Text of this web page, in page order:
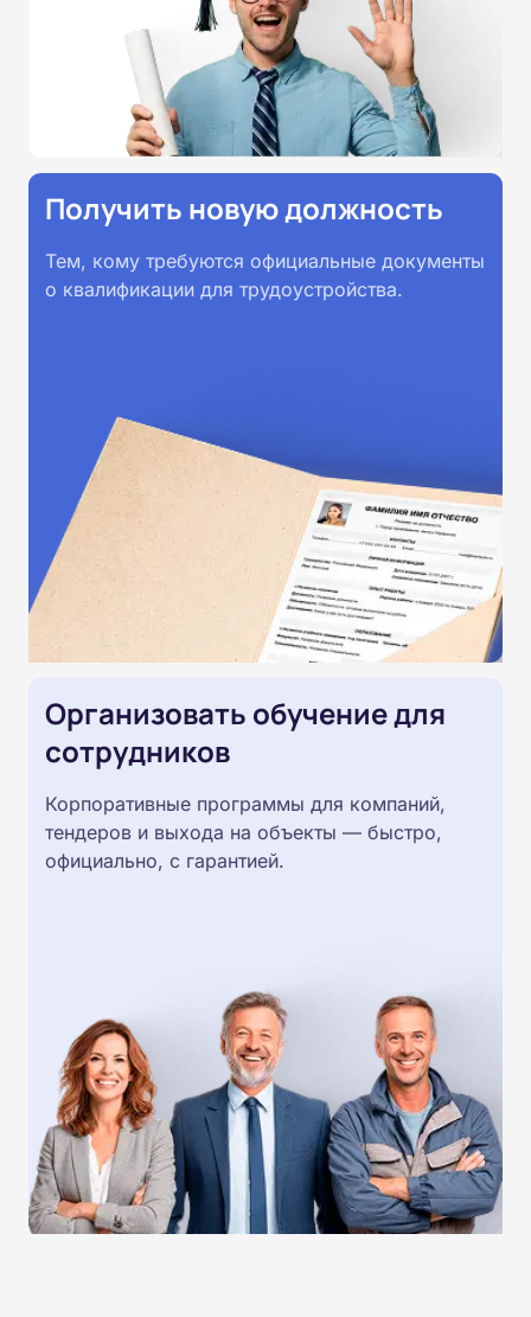
принимаются работодателями по
всей России.
Получить новую должность
Тем, кому требуются официальные документы
о квалификации для трудоустройства.
Организовать обучение для
сотрудников
Корпоративные программы для компаний,
тендеров и выхода на объекты — быстро,
официально, с гарантией.